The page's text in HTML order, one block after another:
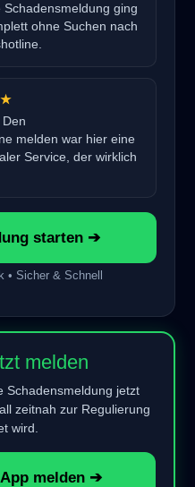
ging
ohne Suchen nach
melden war hier eine
Service, der wirklich
starten ➔
• Sicher & Schnell
melden
Schadensmeldung jetzt
zeitnah zur Regulierung
wird.
melden ➔